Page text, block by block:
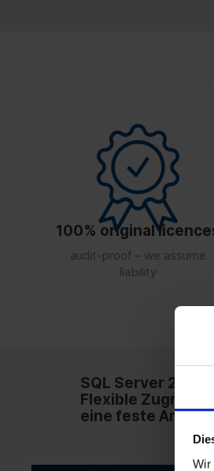
Wir
100% original
audit-proof – we assume
liability
SQL Server 2025
Flexible
eine feste Anzahl